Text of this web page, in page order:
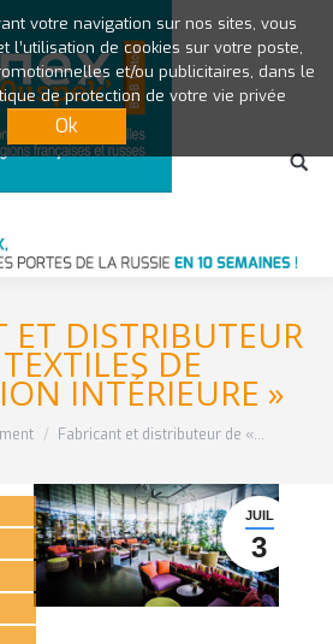
ET DISTRIBUTEUR
DE
INTÉRIEURE »
Fabricant et distributeur de «…
JUIL
3
votre navigation sur nos sites, vous
l’utilisation de cookies sur votre poste,
et/ou publicitaires, dans le
de protection de votre vie privée
Ok